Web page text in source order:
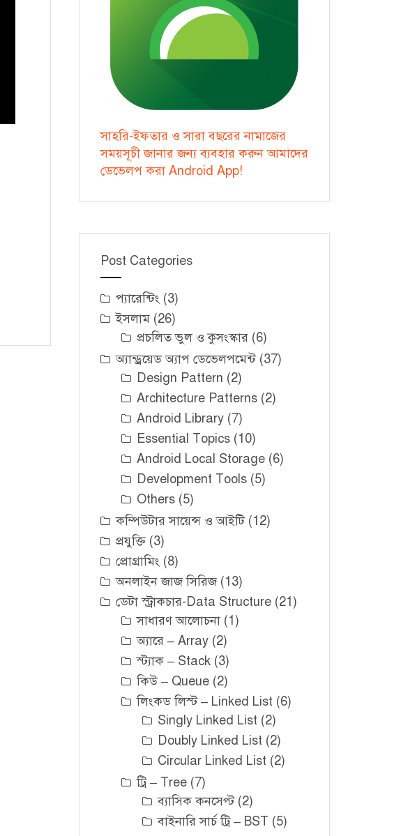
সাহরি-ইফতার ও সারা বছরের নামাজের
সময়সূচী জানার জন্য ব্যবহার করুন আমাদের
ডেভেলপ করা Android App!
Post Categories
প্যারেন্টিং (3)
ইসলাম (26)
প্রচলিত ভুল ও কুসংস্কার (6)
অ্যান্ড্রয়েড অ্যাপ ডেভেলপমেন্ট(37)
Design Pattern (2)
Architecture Patterns (2)
Android Library (7)
Essential Topics (10)
Android Local Storage (6)
Development Tools (5)
Others (5)
কম্পিউটার সায়েন্স ও আইটি(12)
প্রযুক্তি (3)
প্রোগ্রামিং (8)
অনলাইন জাজ সিরিজ (13)
ডেটা স্ট্রাকচার-Data Structure (21)
সাধারণ আলোচনা (1)
অ্যারে – Array (2)
স্ট্যাক – Stack (3)
কিউ – Queue (2)
লিংকড লিস্ট – Linked List (6)
Singly Linked List (2)
Doubly Linked List (2)
Circular Linked List (2)
ট্রি – Tree (7)
ব্যাসিক কনসেপ্ট(2)
বাইনারি সার্চ ট্রি – BST (5)